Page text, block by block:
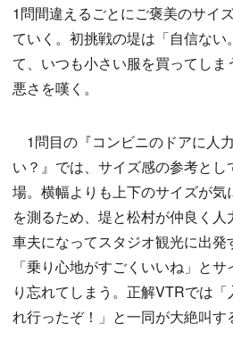
1問間違えるごとにご褒美のサイ
ていく。初挑戦の堤は「自信ない
て、いつも小さい服を買ってし
悪さを嘆く。
1問目の『コンビニのドアに人
い？』では、サイズ感の参考と
場。横幅よりも上下のサイズが
を測るため、堤と松村が仲良く
車夫になってスタジオ観光に出
「乗り心地がすごくいいね」と
り忘れてしまう。正解VTRでは
れ行ったぞ！」と一同が大絶叫す